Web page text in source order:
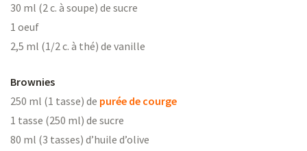
30 ml (2 c. à soupe) de sucre
1 oeuf
2,5 ml (1/2 c. à thé) de vanille
Brownies
250 ml (1 tasse) de purée de courge
1 tasse (250 ml) de sucre
80 ml (3 tasses) d’huile d’olive